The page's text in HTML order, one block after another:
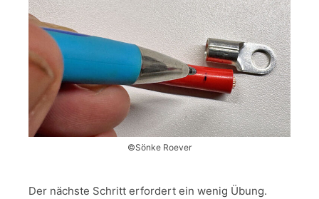
©Sönke Roever
Der nächste Schritt erfordert ein wenig Übung.